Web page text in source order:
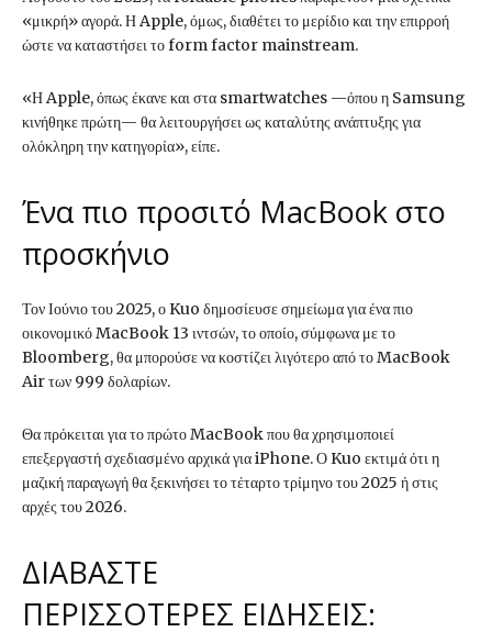
«μικρή» αγορά. Η Apple, όμως, διαθέτει το μερίδιο και την επιρροή
ώστε να καταστήσει το form factor mainstream.
«Η Apple, όπως έκανε και στα smartwatches —όπου η Samsung
κινήθηκε πρώτη— θα λειτουργήσει ως καταλύτης ανάπτυξης για
ολόκληρη την κατηγορία», είπε.
Ένα πιο προσιτό MacBook στο
προσκήνιο
Τον Ιούνιο του 2025, ο Kuo δημοσίευσε σημείωμα για ένα πιο
οικονομικό MacBook 13 ιντσών, το οποίο, σύμφωνα με το
Bloomberg, θα μπορούσε να κοστίζει λιγότερο από το MacBook
Air των 999 δολαρίων.
Θα πρόκειται για το πρώτο MacBook που θα χρησιμοποιεί
επεξεργαστή σχεδιασμένο αρχικά για iPhone. Ο Kuo εκτιμά ότι η
μαζική παραγωγή θα ξεκινήσει το τέταρτο τρίμηνο του 2025 ή στις
αρχές του 2026.
ΔΙΑΒΑΣΤΕ
ΠΕΡΙΣΣΟΤΕΡΕΣ ΕΙΔΗΣΕΙΣ: